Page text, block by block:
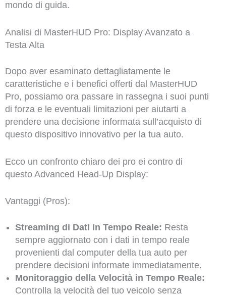
mondo di guida.
Analisi di MasterHUD Pro: Display Avanzato a
Testa Alta
Dopo aver esaminato dettagliatamente le
caratteristiche e i benefici offerti dal MasterHUD
Pro, possiamo ora passare in rassegna i suoi punti
di forza e le eventuali limitazioni per aiutarti a
prendere una decisione informata sull’acquisto di
questo dispositivo innovativo per la tua auto.
Ecco un confronto chiaro dei pro ei contro di
questo Advanced Head-Up Display:
Vantaggi (Pros):
Streaming di Dati in Tempo Reale: Resta
sempre aggiornato con i dati in tempo reale
provenienti dal computer della tua auto per
prendere decisioni informate immediatamente.
Monitoraggio della Velocità in Tempo Reale:
Controlla la velocità del tuo veicolo senza